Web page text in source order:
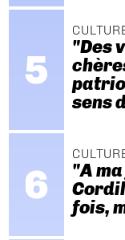
"Des
sens
"A
fois,